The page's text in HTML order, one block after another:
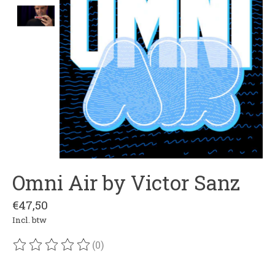
Omni Air by Victor Sanz
€47,50
Incl. btw
De beoordeling van dit product is
(0)